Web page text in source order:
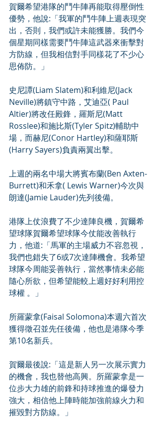
賀爾希望港隊的鬥牛陣再能取得壓倒性
優勢，他說:「我軍的鬥牛陣上週表現突
出，否則，我們或許未能獲勝。我們今
個星期同樣需要鬥牛陣這武器來衝擊對
方防線，但我相信對手同樣花了不少心
思佈防。」
史尼譚(Liam Slatem)和利維尼(Jack
Neville)將鎮守中路，艾迪亞( Paul
Altier)將改任殿鋒，羅斯尼(Matt
Rosslee)和施比斯(Tyler Spitz)輔助中
場，而赫尼(Conor Hartley)和薩耶斯
(Harry Sayers)負責兩翼出擊。
上週的兩名中場大將賓布蘭(Ben Axten-
Burrett)和禾拿( Lewis Warner)今次與
朗達(Jamie Lauder)先列後備。
港隊上仗浪費了不少達陣良機，賀爾希
望球隊賀爾希望球隊今仗能改善執行
力，他道:「馬軍的主場威力不容忽視，
我們也錯失了6或7次達陣機會。我希望
球隊今周能妥善執行，當然事情未必能
隨心所欲，但希望能較上週好好利用控
球權 。」
所羅蒙拿(Faisal Solomona)本週六首次
獲得徵召並先任後備，他也是港隊今季
第10名新兵。
賀爾最後說:「這是新人另一次展示實力
的機會，我也替他高興。所羅蒙拿是一
位步大力雄的前鋒和持球推進的爆發力
強大，相信他上陣時能加強前線火力和
摧毀對方防線。」